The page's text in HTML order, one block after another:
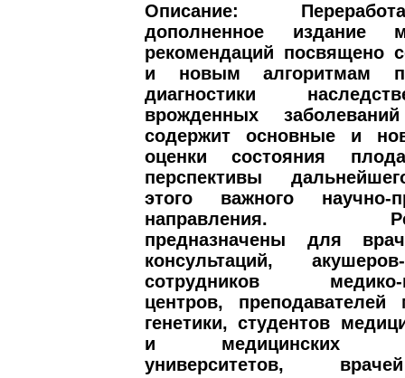
Описание:
дополненное издание
рекомендаций посвящено
и новым алгоритмам
диагностики
врожденных
содержит основные и
оценки состояния
перспективы
этого важного научно-
направления.
предназначены для
консультаций, акушеров-
сотрудников медико-
центров, преподавателей
генетики, студентов
и медицинских
университетов,